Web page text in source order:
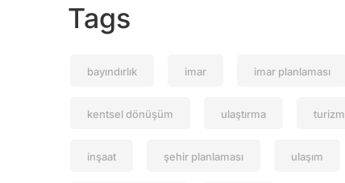
Tags
bayındırlık imar imar planlaması
kentsel dönüşüm ulaştırma turizm
inşaat şehir planlaması ulaşım